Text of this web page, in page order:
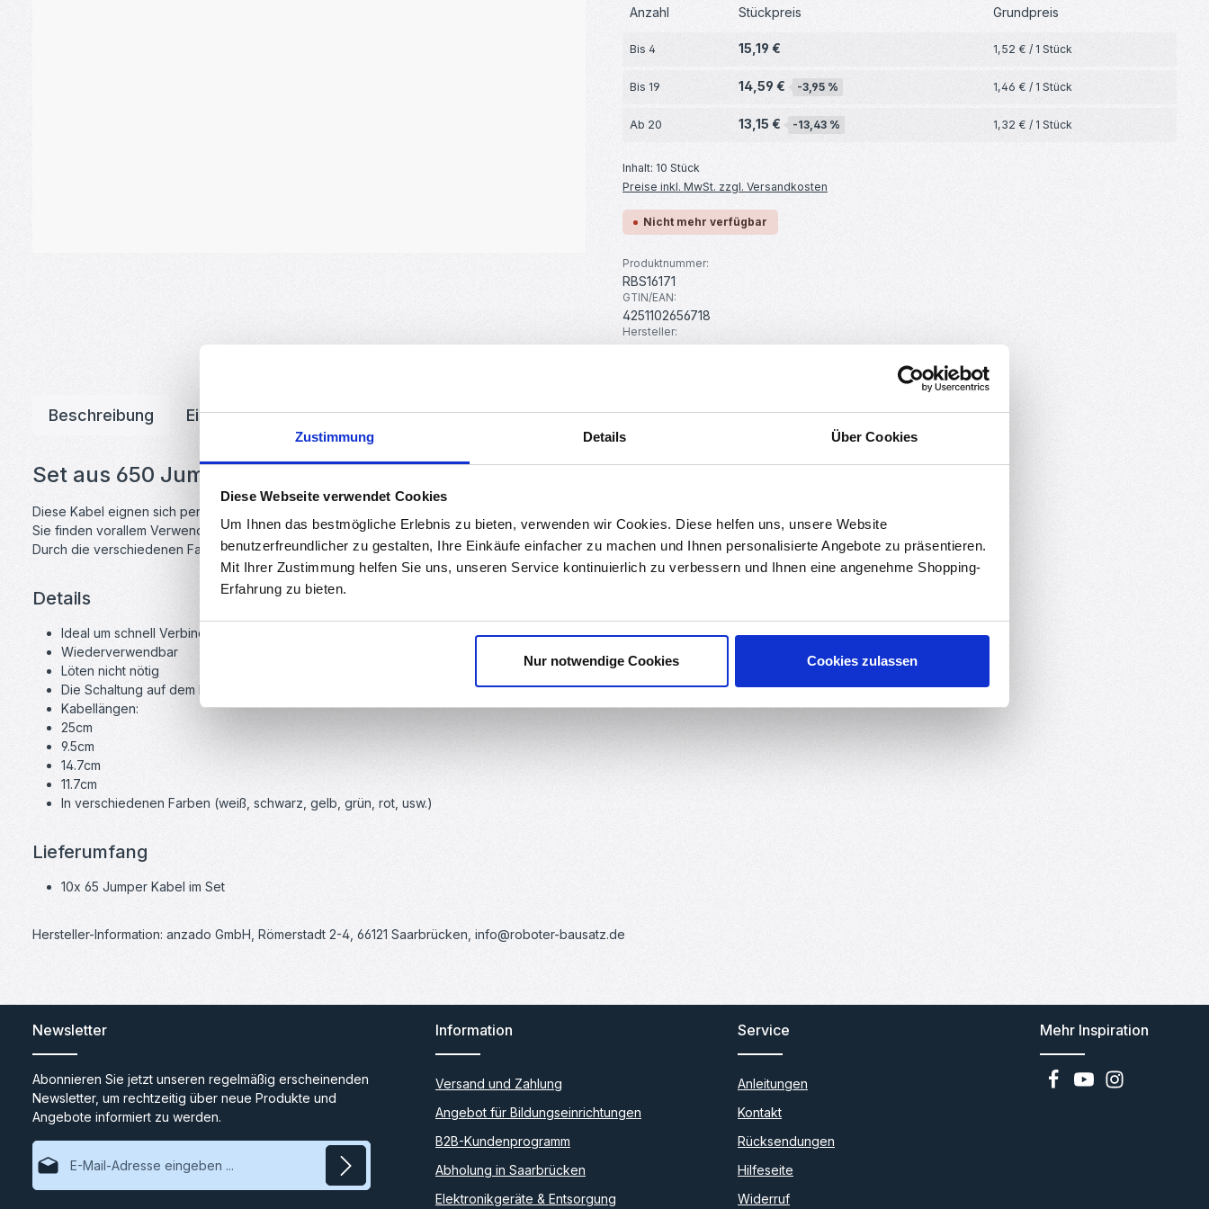
Zustimmung Details Über Cookies
Diese Webseite verwendet Cookies
Um Ihnen das bestmögliche Erlebnis zu bieten, verwenden wir Cookies. Diese helfen uns, unsere Website
benutzerfreundlicher zu gestalten, Ihre Einkäufe einfacher zu machen und Ihnen personalisierte Angebote zu präsentieren.
Mit Ihrer Zustimmung helfen Sie uns, unseren Service kontinuierlich zu verbessern und Ihnen eine angenehme Shopping-
Erfahrung zu bieten.
Nur notwendige Cookies Cookies zulassen
Anzahl Stückpreis Grundpreis
Bis 4 15,19 € 1,52 € / 1 Stück
Bis 19 14,59 € -3,95 % 1,46 € / 1 Stück
Ab 20 13,15 € -13,43 % 1,32 € / 1 Stück
Inhalt: 10 Stück
Preise inkl. MwSt. zzgl. Versandkosten
Nicht mehr verfügbar
Produktnummer:
RBS16171
GTIN/EAN:
4251102656718
Hersteller:
your droid
Beschreibung Eigenschaften Hersteller Downloads Bewertungen
Set aus 650 Jumper Kabeln mit 4 verschiedenen Längen (10x 65 Stück)
Diese Kabel eignen sich perfekt um schnell Verbindungen auf einem Prototyping Board zu stecken.
Sie finden vorallem Verwendungen bei Entwicklungsplattformen wie dem Arduino oder im RC-Modellbau.
Durch die verschiedenen Farben lassen sich die Kabel auch bei größeren Projekten leicht unterscheiden, so dass die Schaltung schnell angepasst werden kann.
Details
Ideal um schnell Verbindungen auf einem Prototyping Board zu stecken
Wiederverwendbar
Löten nicht nötig
Die Schaltung auf dem Board kann sehr schnell angepasst werden
Kabellängen:
25cm
9.5cm
14.7cm
11.7cm
In verschiedenen Farben (weiß, schwarz, gelb, grün, rot, usw.)
Lieferumfang
10x 65 Jumper Kabel im Set
Hersteller-Information: anzado GmbH, Römerstadt 2-4, 66121 Saarbrücken, info@roboter-bausatz.de
Newsletter
Abonnieren Sie jetzt unseren regelmäßig erscheinenden
Newsletter, um rechtzeitig über neue Produkte und
Angebote informiert zu werden.
E-Mail-Adresse*
Information
Versand und Zahlung
Angebot für Bildungseinrichtungen
B2B-Kundenprogramm
Abholung in Saarbrücken
Elektronikgeräte & Entsorgung
Service
Anleitungen
Kontakt
Rücksendungen
Hilfeseite
Widerruf
Mehr Inspiration